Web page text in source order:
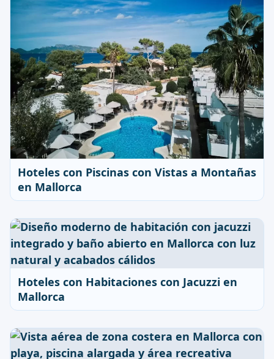
Hoteles con Piscinas con Vistas a Montañas
en Mallorca
Hoteles con Habitaciones con Jacuzzi en
Mallorca